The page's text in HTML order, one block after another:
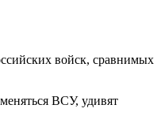
войск, сравнимых
ВСУ, удивят